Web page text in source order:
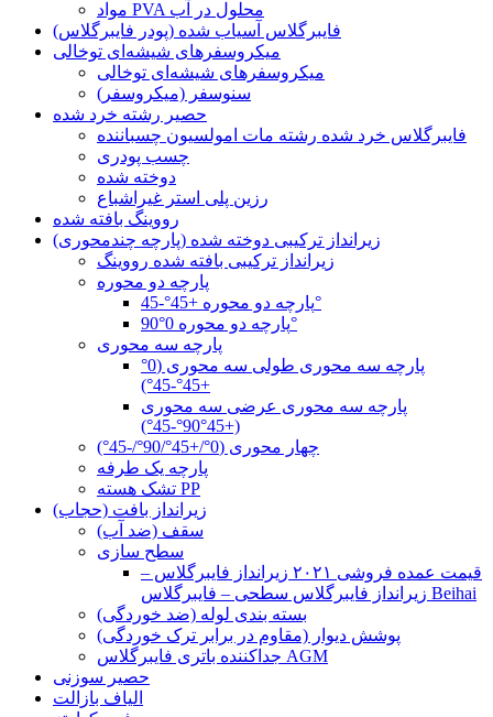
مواد PVA محلول در آب
فایبرگلاس آسیاب شده (پودر فایبرگلاس)
میکروسفرهای شیشه‌ای توخالی
میکروسفرهای شیشه‌ای توخالی
سنوسفر (میکروسفر)
حصیر رشته خرد شده
فایبرگلاس خرد شده رشته مات امولسیون چسباننده
چسب پودری
دوخته شده
رزین پلی استر غیراشباع
رووینگ بافته شده
زیرانداز ترکیبی دوخته شده (پارچه چندمحوری)
زیرانداز ترکیبی بافته شده رووینگ
پارچه دو محوره
پارچه دو محوره +45°-45°
پارچه دو محوره 0°90°
پارچه سه محوری
پارچه سه محوری طولی سه محوری (0°
+45°-45°)
پارچه سه محوری عرضی سه محوری
(+45°90°-45°)
چهار محوری (0°/+45°/90°/-45°)
پارچه یک طرفه
تشک هسته PP
زیرانداز بافت (حجاب)
سقف (ضد آب)
سطح سازی
قیمت عمده فروشی ۲۰۲۱ زیرانداز فایبرگلاس –
زیرانداز فایبرگلاس سطحی – فایبرگلاس Beihai
بسته بندی لوله (ضد خوردگی)
پوشش دیوار (مقاوم در برابر ترک خوردگی)
جداکننده باتری فایبرگلاس AGM
حصیر سوزنی
الیاف بازالت